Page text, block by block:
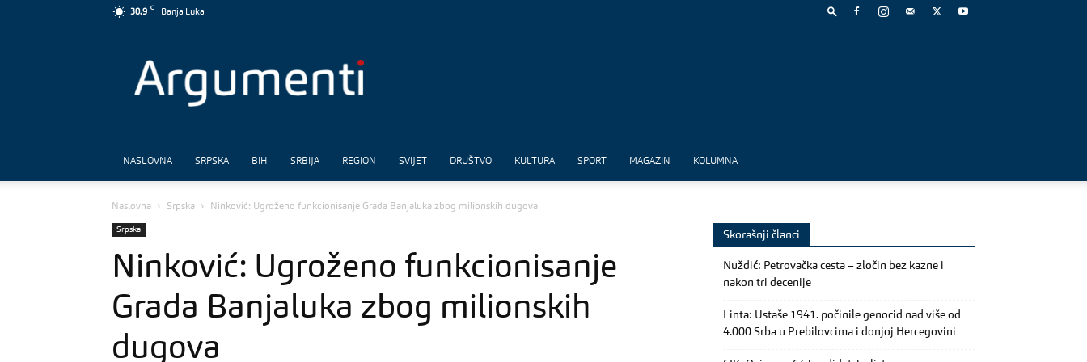
30.9
C
Banja Luka
NASLOVNA SRPSKA BIH SRBIJA REGION SVIJET DRUŠTVO KULTURA SPORT MAGAZIN KOLUMNA
Naslovna Srpska Ninković: Ugroženo funkcionisanje Grada Banjaluka zbog milionskih dugova
Srpska
Ninković: Ugroženo funkcionisanje
Grada Banjaluka zbog milionskih
dugova
Skorašnji članci
Nuždić: Petrovačka cesta – zločin bez kazne i
nakon tri decenije
Linta: Ustaše 1941. počinile genocid nad više od
4.000 Srba u Prebilovcima i donjoj Hercegovini